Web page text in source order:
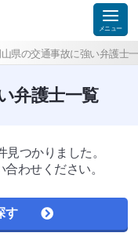
山県の交通事故に強い弁護士
弁護士一覧
見つかりました。
わせください。
す